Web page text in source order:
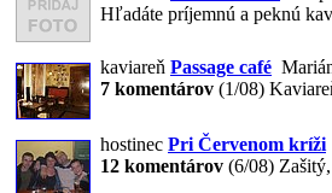
Hľadáte príjemnú a peknú
kaviareň Passage café
7 komentárov (1/08)
hostinec Pri Červenom kríži
12 komentárov (6/08)